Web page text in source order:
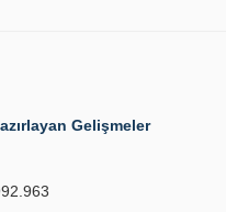
Gelişmeler